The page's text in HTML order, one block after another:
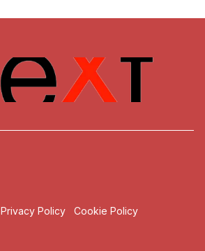
Privacy Policy
Cookie Policy